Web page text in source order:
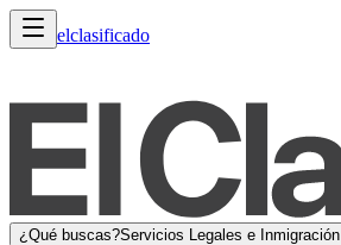
elclasificado
¿Qué buscas?Servicios Legales e Inmigración